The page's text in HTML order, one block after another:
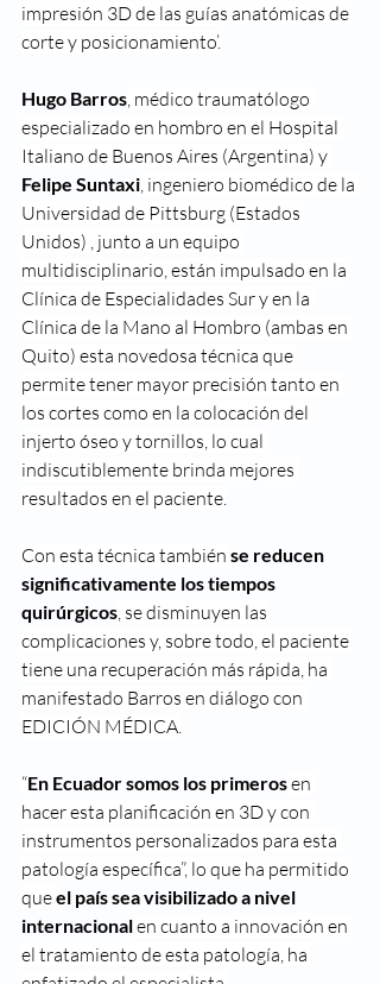
impresión 3D de las guías anatómicas de
corte y posicionamiento’.
Hugo Barros, médico traumatólogo
especializado en hombro en el Hospital
Italiano de Buenos Aires (Argentina) y
Felipe Suntaxi, ingeniero biomédico de la
Universidad de Pittsburg (Estados
Unidos) , junto a un equipo
multidisciplinario, están impulsado en la
Clínica de Especialidades Sur y en la
Clínica de la Mano al Hombro (ambas en
Quito) esta novedosa técnica que
permite tener mayor precisión tanto en
los cortes como en la colocación del
injerto óseo y tornillos, lo cual
indiscutiblemente brinda mejores
resultados en el paciente.
Con esta técnica también se reducen
significativamente los tiempos
quirúrgicos, se disminuyen las
complicaciones y, sobre todo, el paciente
tiene una recuperación más rápida, ha
manifestado Barros en diálogo con
EDICIÓN MÉDICA.
“En Ecuador somos los primeros en
hacer esta planificación en 3D y con
instrumentos personalizados para esta
patología específica”, lo que ha permitido
que el país sea visibilizado a nivel
internacional en cuanto a innovación en
el tratamiento de esta patología, ha